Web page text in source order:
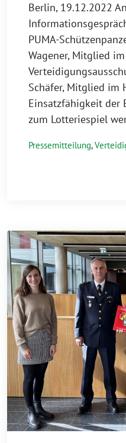
Berlin, 19.12.2022
PUMA-
Wagener, Mitglied im
Schäfer, Mitglied im
Einsatzfähigkeit der
zum Lotteriespiel
Pressemitteilung,